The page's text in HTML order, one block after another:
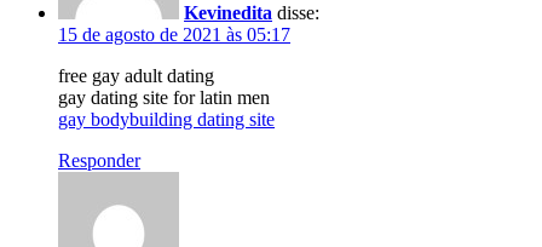
Kevinedita disse:
15 de agosto de 2021 às 05:17
free gay adult dating
gay dating site for latin men
gay bodybuilding dating site
Responder